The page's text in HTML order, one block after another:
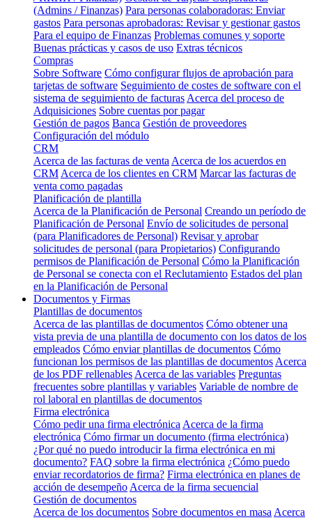
(Admins / Finanzas) Para personas colaboradoras: Enviar
gastos Para personas aprobadoras: Revisar y gestionar gastos
Para el equipo de Finanzas Problemas comunes y soporte
Buenas prácticas y casos de uso Extras técnicos
Compras
Sobre Software Cómo configurar flujos de aprobación para
tarjetas de software Seguimiento de costes de software con el
sistema de seguimiento de facturas Acerca del proceso de
Adquisiciones Sobre cuentas por pagar
Gestión de pagos Banca Gestión de proveedores
Configuración del módulo
CRM
Acerca de las facturas de venta Acerca de los acuerdos en
CRM Acerca de los clientes en CRM Marcar las facturas de
venta como pagadas
Planificación de plantilla
Acerca de la Planificación de Personal Creando un período de
Planificación de Personal Envío de solicitudes de personal
(para Planificadores de Personal) Revisar y aprobar
solicitudes de personal (para Propietarios) Configurando
permisos de Planificación de Personal Cómo la Planificación
de Personal se conecta con el Reclutamiento Estados del plan
en la Planificación de Personal
Documentos y Firmas
Plantillas de documentos
Acerca de las plantillas de documentos Cómo obtener una
vista previa de una plantilla de documento con los datos de los
empleados Cómo enviar plantillas de documentos Cómo
funcionan los permisos de las plantillas de documentos Acerca
de los PDF rellenables Acerca de las variables Preguntas
frecuentes sobre plantillas y variables Variable de nombre de
rol laboral en plantillas de documentos
Firma electrónica
Cómo pedir una firma electrónica Acerca de la firma
electrónica Cómo firmar un documento (firma electrónica)
¿Por qué no puedo introducir la firma electrónica en mi
documento? FAQ sobre la firma electrónica ¿Cómo puedo
enviar recordatorios de firma? Firma electrónica en planes de
acción de desempeño Acerca de la firma secuencial
Gestión de documentos
Acerca de los documentos Sobre documentos en masa Acerca